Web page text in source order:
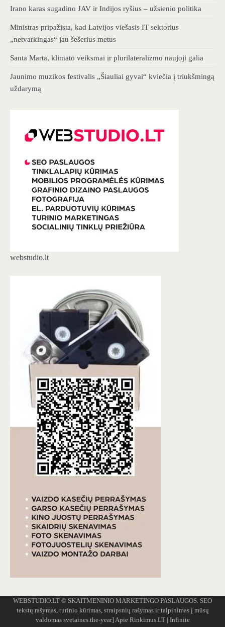
Irano karas sugadino JAV ir Indijos ryšius – užsienio politika
Ministras pripažįsta, kad Latvijos viešasis IT sektorius
„netvarkingas“ jau šešerius metus
Santa Marta, klimato veiksmai ir plurilateralizmo naujoji galia
Jaunimo muzikos festivalis „Šiauliai gyvai“ kviečia į triukšmingą
uždarymą
webstudio.lt
WEBSTUDIO.LT © SKAITMENINIO MARKETINGO PASLAUGOS. SEO
tekstų rašymas, turinio kūrimas, straipsnių rašymas ir talpinimas į mūsų
valdomas svetaines.the-year] Apie Rinkimus.LT| Infinite